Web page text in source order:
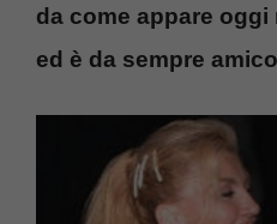
da come appare
ed è da sempre